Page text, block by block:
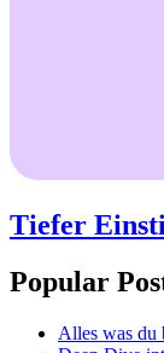
Tiefer
Popular
Alles was du